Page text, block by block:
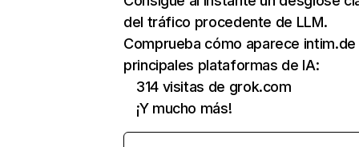
del tráfico procedente de LLM.
Comprueba cómo aparece intim.de
principales plataformas de IA:
314 visitas de grok.com
¡Y mucho más!